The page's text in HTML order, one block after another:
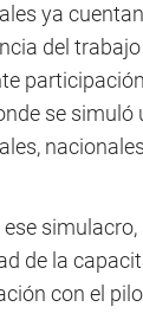
ya
del
se
de la
con el